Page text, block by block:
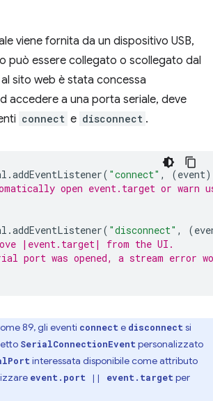
viene fornita da un dispositivo USB,
può essere collegato o scollegato dal
sito web è stata concessa
accedere a una porta seriale, deve
connect e disconnect .
.addEventListener( "connect" , (event)
open event.target or
.addEventListener( "disconnect" , (
|event.target| from the UI.
port was opened, a stream error
89, gli eventi connect e disconnect si
SerialConnectionEvent personalizzato
interessata disponibile come attributo
event.port || event.target per